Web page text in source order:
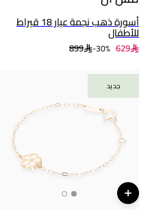
أسورة ذهب نجمة عيار 18 قيراط
للأطفال
899 30%- 629
جديد
جديد